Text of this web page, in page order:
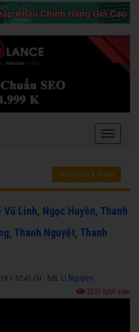
Trang chủ Video
Linh, Ngọc Huyền, Thanh
Thanh Nguyệt, Thanh
1:52:46 CH - bởi: Li Nguyen
3251 lượt xem